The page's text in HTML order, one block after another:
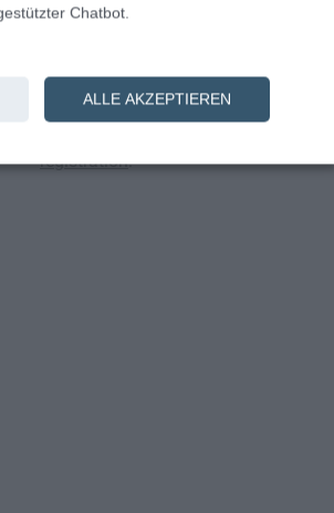
registration.
Chatbot.
ALLE AKZEPTIEREN